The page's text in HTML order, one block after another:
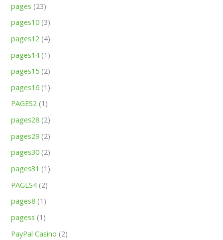
pages (23)
pages10 (3)
pages12 (4)
pages14(1)
pages15 (2)
pages16 (1)
PAGES2 (1)
pages28 (2)
pages29 (2)
pages30 (2)
pages31 (1)
PAGES4(2)
pages8 (1)
pagess (1)
PayPal Casino (2)